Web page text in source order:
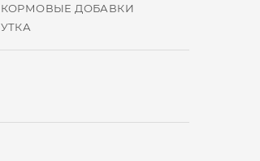
КОРМОВЫЕ ДОБАВКИ
УТКА